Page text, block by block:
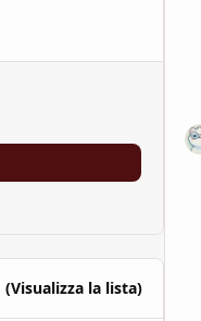
(Visualizza la lista)